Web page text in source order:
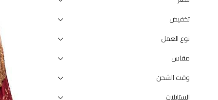
تخفيض
نوع العمل
مقاس
وقت الشحن
الستايلات